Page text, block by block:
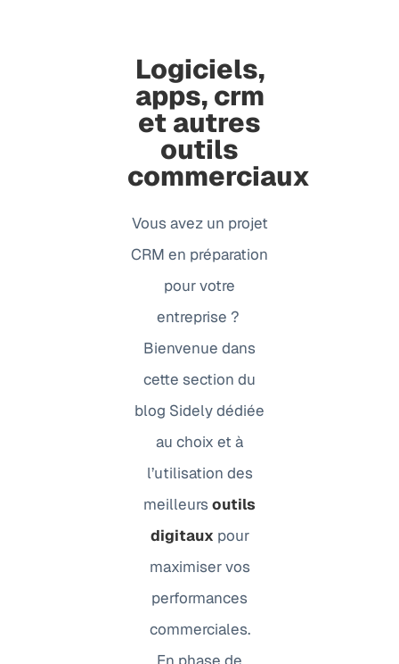
Logiciels,
apps, crm
et autres
outils
commerciaux
Vous avez un projet
CRM en préparation
pour votre
entreprise ?
Bienvenue dans
cette section du
blog Sidely dédiée
au choix et à
l’utilisation des
meilleurs outils
digitaux pour
maximiser vos
performances
commerciales.